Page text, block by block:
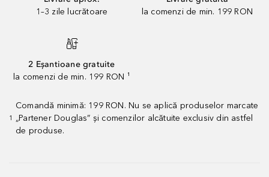
1–3 zile lucrătoare
la comenzi de min. 199 RON
2 Eșantioane gratuite
la comenzi de min. 199 RON ¹
1
Comandă minimă: 199 RON. Nu se aplică produselor marcate
„Partener Douglas” și comenzilor alcătuite exclusiv din astfel
de produse.